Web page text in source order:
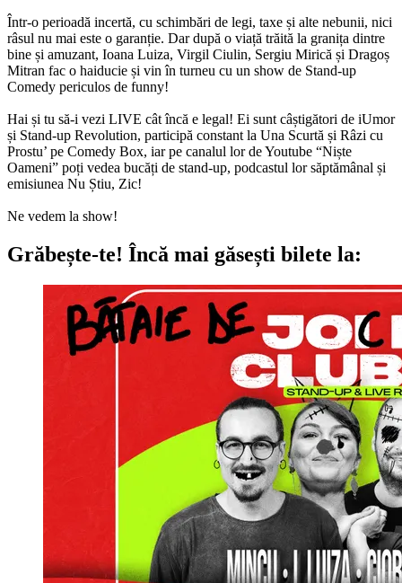
Într-o perioadă incertă, cu schimbări de legi, taxe și alte nebunii, nici
râsul nu mai este o garanție. Dar după o viață trăită la granița dintre
bine și amuzant, Ioana Luiza, Virgil Ciulin, Sergiu Mirică și Dragoș
Mitran fac o haiducie și vin în turneu cu un show de Stand-up
Comedy periculos de funny!
Hai și tu să-i vezi LIVE cât încă e legal! Ei sunt câștigători de iUmor
și Stand-up Revolution, participă constant la Una Scurtă și Râzi cu
Prostu’ pe Comedy Box, iar pe canalul lor de Youtube “Niște
Oameni” poți vedea bucăți de stand-up, podcastul lor săptămânal și
emisiunea Nu Știu, Zic!
Ne vedem la show!
Grăbește-te! Încă mai găsești bilete la: